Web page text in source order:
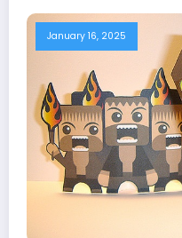
January 16, 2025